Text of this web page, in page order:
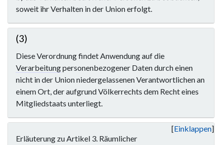
soweit ihr Verhalten in der Union erfolgt.
(3)
Diese Verordnung findet Anwendung auf die
Verarbeitungpersonenbezogener Daten durch einen
nicht in der Union niedergelassenen Verantwortlichen an
einem Ort, der aufgrund Völkerrechts dem Recht eines
Mitgliedstaats unterliegt.
Einklappen
Erläuterung zu Artikel 3. Räumlicher